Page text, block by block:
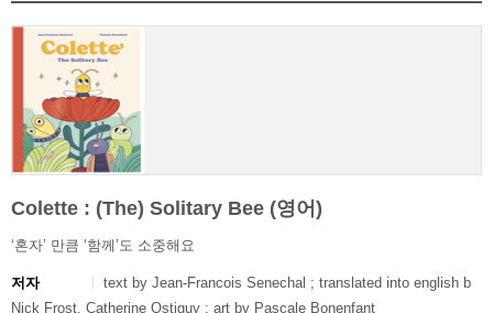
Colette : (The) Solitary Bee (영어)
‘혼자’ 만큼 ‘함께’도 소중해요
저자
text by Jean-Francois Senechal ; translated into english b
Nick Frost, Catherine Ostiguy ; art by Pascale Bonenfant